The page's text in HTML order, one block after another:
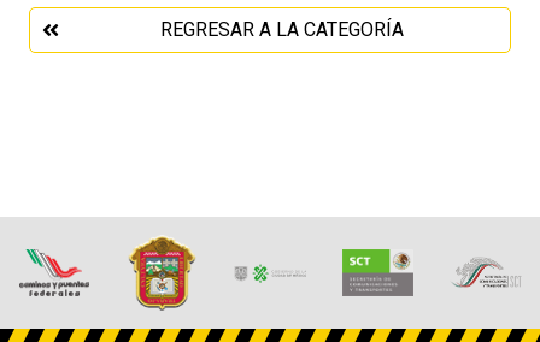
REGRESAR A LA CATEGORÍA